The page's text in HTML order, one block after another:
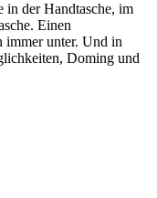
in der Handtasche, im
Einen
immer unter. Und in
Doming und